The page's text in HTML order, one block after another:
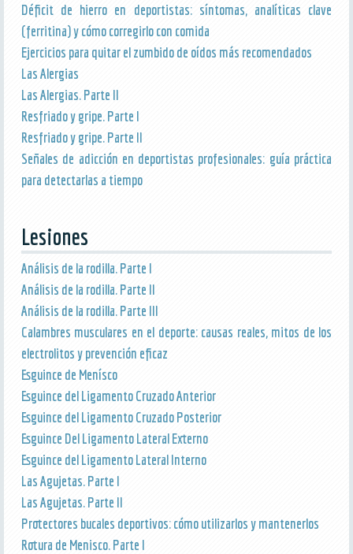
Déficit de hierro en deportistas: síntomas, analíticas clave
(ferritina) y cómo corregirlo con comida
Ejercicios para quitar el zumbido de oídos más recomendados
Las Alergias
Las Alergias. Parte II
Resfriado y gripe. Parte I
Resfriado y gripe. Parte II
Señales de adicción en deportistas profesionales: guía práctica
para detectarlas a tiempo
Lesiones
Análisis de la rodilla. Parte I
Análisis de la rodilla. Parte II
Análisis de la rodilla. Parte III
Calambres musculares en el deporte: causas reales, mitos de los
electrolitos y prevención eficaz
Esguince de Menísco
Esguince del Ligamento Cruzado Anterior
Esguince del Ligamento Cruzado Posterior
Esguince Del Ligamento Lateral Externo
Esguince del Ligamento Lateral Interno
Las Agujetas. Parte I
Las Agujetas. Parte II
Protectores bucales deportivos: cómo utilizarlos y mantenerlos
Rotura de Menisco. Parte I